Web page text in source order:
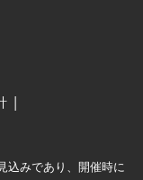
込みであり、開催時に